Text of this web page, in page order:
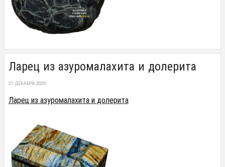
Ларец из азуромалахита и долерита
21 ДЕКАБРЯ 2020
Ларец из азуромалахита и долерита